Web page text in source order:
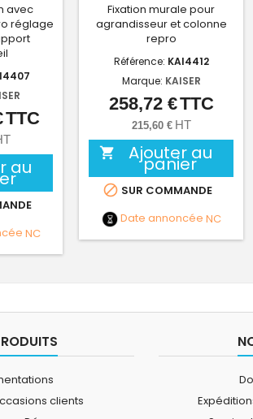
avec
réglage
TTC
au
NC
Fixation murale pour
agrandisseur et colonne
repro
Référence: KAI4412
Marque: KAISER
Prix
258,72 €TTC
215,60 € HT
 Ajouter au
panier
 SUR COMMANDE
Date annoncée NC
clients